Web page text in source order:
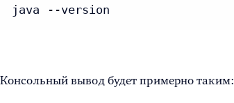
java --version
Консольный вывод будет примерно таким: